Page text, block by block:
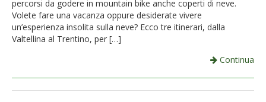
percorsi da godere in mountain bike anche coperti di neve.
Volete fare una vacanza oppure desiderate vivere
un’esperienza insolita sulla neve? Ecco tre itinerari, dalla
Valtellina al Trentino, per […]
Continua